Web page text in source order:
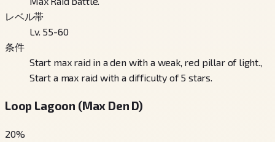
レベル帯
Lv. 55-60
条件
Start max raid in a den with a weak, red pillar of light.,
Start a max raid with a difficulty of 5 stars.
Loop Lagoon (Max Den D)
20%